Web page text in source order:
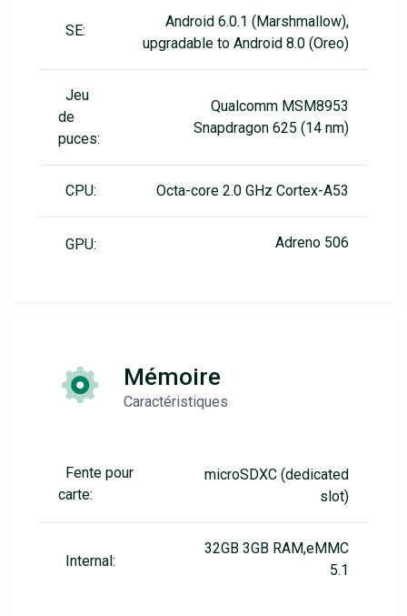
SE:
Android 6.0.1 (Marshmallow),
upgradable to Android 8.0 (Oreo)
Jeu
de
puces:
Qualcomm MSM8953
Snapdragon 625 (14 nm)
CPU: Octa-core 2.0 GHz Cortex-A53
GPU: Adreno 506
Mémoire
Caractéristiques
Fente pour
carte:
microSDXC (dedicated
slot)
Internal:
32GB 3GB RAM,eMMC
5.1